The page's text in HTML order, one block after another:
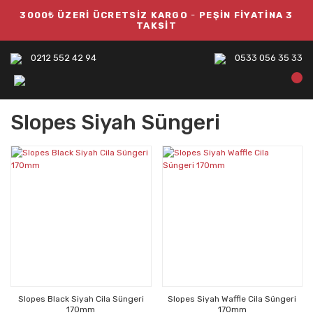
3000₺ ÜZERİ ÜCRETSİZ KARGO - PEŞİN FİYATİNA 3
TAKSİT
0212 552 42 94 0533 056 35 33
Slopes Siyah Süngeri
Slopes Black Siyah Cila Süngeri
170mm
Slopes Siyah Waffle Cila Süngeri
170mm